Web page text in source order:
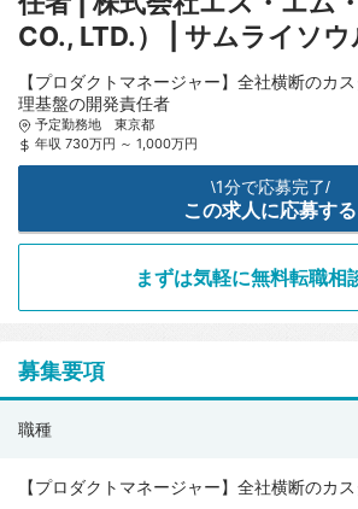
CO., LTD.） | サムライソウ
【プロダクトマネージャー】全社横断のカ
理基盤の開発責任者
予定勤務地 東京都
年収 730万円 ～ 1,000万円
まずは気軽に無料転職相
\1分で応募完了/
この求人に応募する
募集要項
職種
【プロダクトマネージャー】全社横断のカ